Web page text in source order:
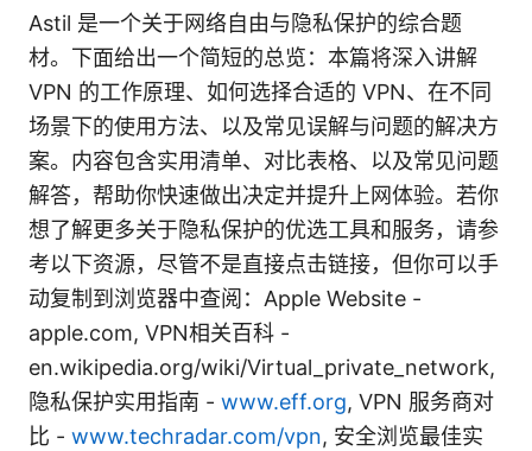
Astil 是一个关于网络自由与隐私保护的综合题
材。下面给出一个简短的总览：本篇将深入讲解
VPN 的工作原理、如何选择合适的 VPN、在不同
场景下的使用方法、以及常见误解与问题的解决方
案。内容包含实用清单、对比表格、以及常见问题
解答，帮助你快速做出决定并提升上网体验。若你
想了解更多关于隐私保护的优选工具和服务，请参
考以下资源，尽管不是直接点击链接，但你可以手
动复制到浏览器中查阅：Apple Website -
apple.com, VPN相关百科 -
en.wikipedia.org/wiki/Virtual_private_network,
隐私保护实用指南 - www.eff.org, VPN 服务商对
比 - www.techradar.com/vpn, 安全浏览最佳实